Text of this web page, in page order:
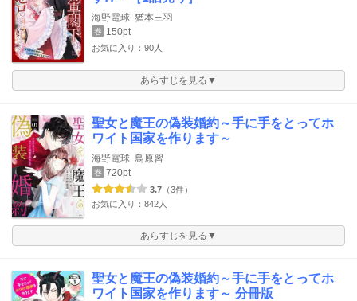
海野電球 猶本三羽
巻 150pt
お気に入り：90人
あらすじを見る▼
聖女と魔王の偽装婚約～手に手をとってホ
ワイト国家を作ります～
海野電球 鳥原習
巻 720pt
3.7 （3件）
お気に入り：842人
あらすじを見る▼
聖女と魔王の偽装婚約～手に手をとってホ
ワイト国家を作ります～ 分冊版